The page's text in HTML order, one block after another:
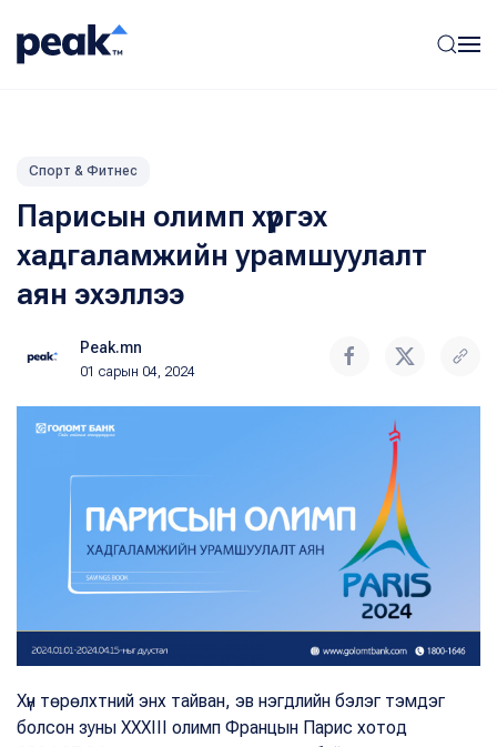
Спорт & Фитнес
Парисын олимп хүргэх
хадгаламжийн урамшуулалт
аян эхэллээ
Peak.mn
01 сарын 04, 2024
Хүн төрөлхтний энх тайван, эв нэгдлийн бэлэг тэмдэг
болсон зуны XXXIII олимп Францын Парис хотод